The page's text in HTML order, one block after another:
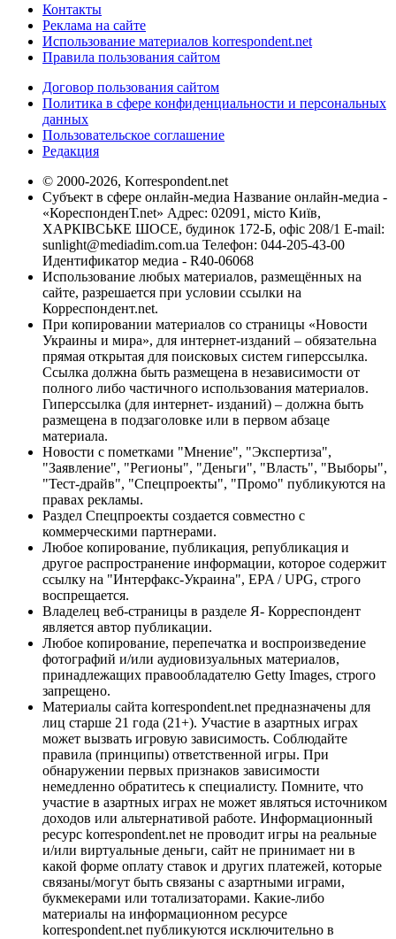
Контакты
Реклама на сайте
Использование материалов korrespondent.net
Правила пользования сайтом
Договор пользования сайтом
Политика в сфере конфиденциальности и персональных
данных
Пользовательское соглашение
Редакция
© 2000-2026, Korrespondent.net
Субъект в сфере онлайн-медиа Название онлайн-медиа -
«КореспонденТ.net» Адрес: 02091, місто Київ,
ХАРКІВСЬКЕ ШОСЕ, будинок 172-Б, офіс 208/1 E-mail:
sunlight@mediadim.com.ua Телефон: 044-205-43-00
Идентификатор медиа - R40-06068
Использование любых материалов, размещённых на
сайте, разрешается при условии ссылки на
Корреспондент.net.
При копировании материалов со страницы «Новости
Украины и мира», для интернет-изданий – обязательна
прямая открытая для поисковых систем гиперссылка.
Ссылка должна быть размещена в независимости от
полного либо частичного использования материалов.
Гиперссылка (для интернет- изданий) – должна быть
размещена в подзаголовке или в первом абзаце
материала.
Новости с пометками "Мнение", "Экспертиза",
"Заявление", "Регионы", "Деньги", "Власть", "Выборы",
"Тест-драйв", "Спецпроекты", "Промо" публикуются на
правах рекламы.
Раздел Спецпроекты создается совместно с
коммерческими партнерами.
Любое копирование, публикация, републикация и
другое распространение информации, которое содержит
ссылку на "Интерфакс-Украина", EPA / UPG, строго
воспрещается.
Владелец веб-страницы в разделе Я- Корреспондент
является автор публикации.
Любое копирование, перепечатка и воспроизведение
фотографий и/или аудиовизуальных материалов,
принадлежащих правообладателю Getty Images, строго
запрещено.
Материалы сайта korrespondent.net предназначены для
лиц старше 21 года (21+). Участие в азартных играх
может вызвать игровую зависимость. Соблюдайте
правила (принципы) ответственной игры. При
обнаружении первых признаков зависимости
немедленно обратитесь к специалисту. Помните, что
участие в азартных играх не может являться источником
доходов или альтернативой работе. Информационный
ресурс korrespondent.net не проводит игры на реальные
и/или виртуальные деньги, сайт не принимает ни в
какой форме оплату ставок и других платежей, которые
связаны/могут быть связаны с азартными играми,
букмекерами или тотализаторами. Какие-либо
материалы на информационном ресурсе
korrespondent.net публикуются исключительно в